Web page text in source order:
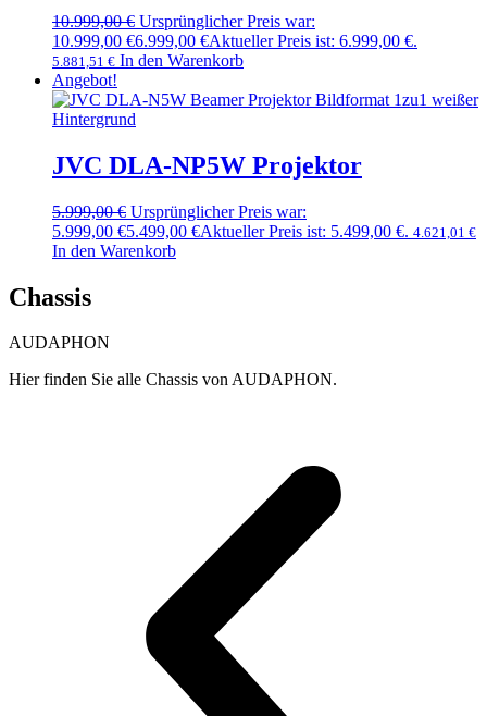
10.999,00€ Ursprünglicher Preis war:
10.999,00 €6.999,00 €Aktueller Preis ist: 6.999,00 €.
5.881,51 € In den Warenkorb
Angebot!
JVC DLA-NP5W Projektor
5.999,00€ Ursprünglicher Preis war:
5.999,00 €5.499,00 €Aktueller Preis ist: 5.499,00 €. 4.621,01 €
In den Warenkorb
Chassis
AUDAPHON
Hier finden Sie alle Chassis von AUDAPHON.